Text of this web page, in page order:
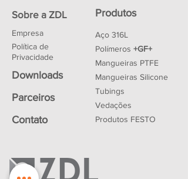
Sobre a ZDL
Empresa
Política de
Privacidade
Downloads
Parceiros
Contato
Produtos
Aço 316L
Polímeros +GF+
Mangueiras PTFE
Mangueiras Silicone
Tubings
Vedações
Produtos FESTO